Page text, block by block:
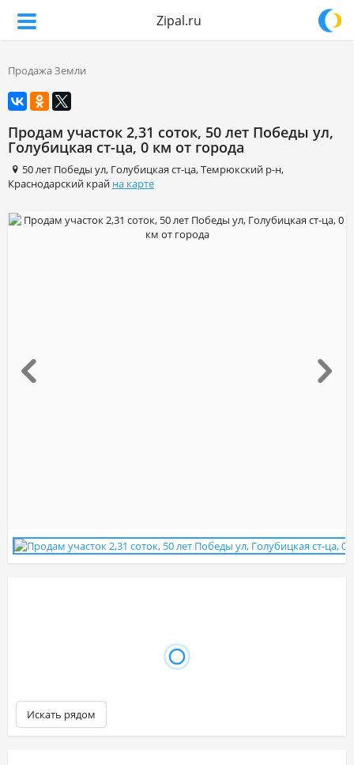
Zipal.ru
Продажа Земли
Продам участок 2,31 соток, 50 лет Победы ул,
Голубицкая ст-ца, 0 км от города
50 лет Победы ул, Голубицкая ст-ца,Темрюкский р-н,
Краснодарский край на карте
Искать рядом